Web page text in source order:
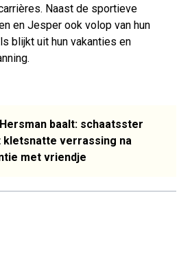
Naast de sportieve
en Jesper ook volop van hun
blijkt uit hun vakanties en
baalt: schaatsster
kletsnatte verrassing na
met vriendje